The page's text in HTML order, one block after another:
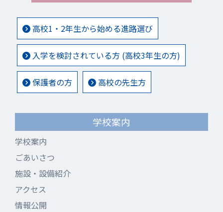
高校1・2年生から始める進路選び
入学を検討されている方 (高校3年生の方)
保護者の方 高校の先生方
学校案内
学校案内
ごあいさつ
施設・設備紹介
アクセス
情報公開